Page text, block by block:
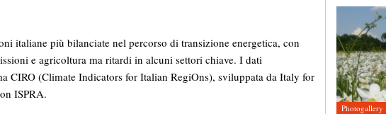
italiane più bilanciate nel percorso di transizione energetica, con
e agricoltura ma ritardi in alcuni settori chiave. I dati
CIRO (Climate Indicators for Italian RegiOns), sviluppata da Italy for
ISPRA.
Photogallery